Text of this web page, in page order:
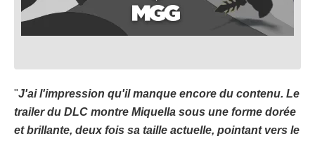
"J'ai l'impression qu'il manque encore du contenu. Le
trailer du DLC montre Miquella sous une forme dorée
et brillante, deux fois sa taille actuelle, pointant vers le